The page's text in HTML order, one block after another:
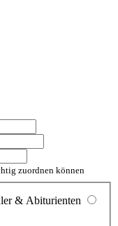
zuordnen können
& Abiturienten